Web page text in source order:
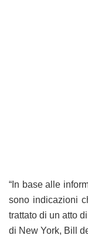
“In base alle
sono indicazioni
trattato di un atto
di New York, Bill